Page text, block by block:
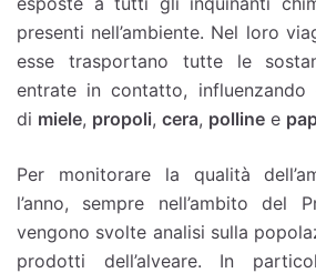
presenti nell’ambiente. Nel loro
esse trasportano tutte le
entrate in contatto,
di miele, propoli, cera, polline e
Per monitorare la qualità
l’anno, sempre nell’ambito del
vengono svolte analisi sulla
prodotti dell’alveare. In